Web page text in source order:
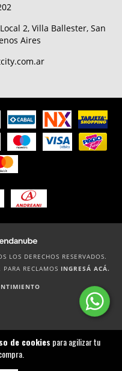
de cookies para agilizar tu
2, Villa Ballester, San
Aires
LOS DERECHOS RESERVADOS.
RECLAMOS INGRESÁ ACÁ.